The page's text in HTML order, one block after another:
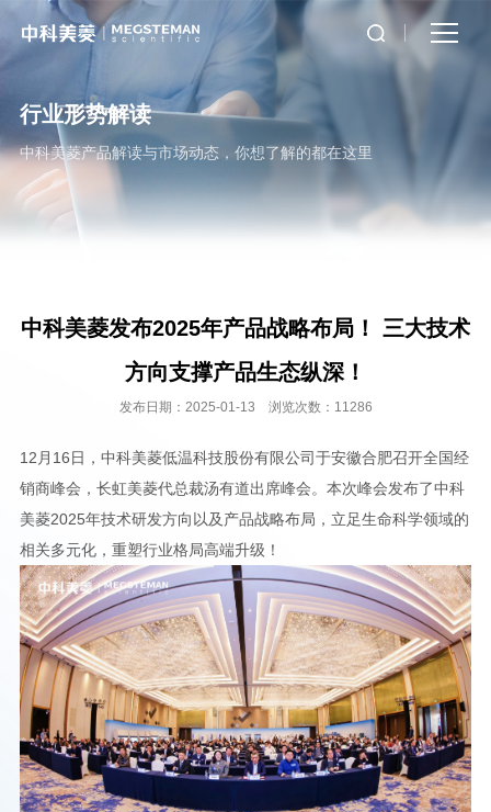
行业形势解读
中科美菱产品解读与市场动态，你想了解的都在这里
中科美菱发布2025年产品战略布局！ 三大技术
方向支撑产品生态纵深！
发布日期：2025-01-13 浏览次数：11286
12月16日，中科美菱低温科技股份有限公司于安徽合肥召开全国经
销商峰会，长虹美菱代总裁汤有道出席峰会。本次峰会发布了中科
美菱2025年技术研发方向以及产品战略布局，立足生命科学领域的
相关多元化，重塑行业格局高端升级！